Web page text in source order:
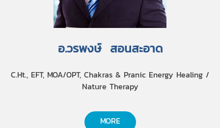
อ.วรพงษ์ สอนสะอาด
C.Ht., EFT, MOA/OPT, Chakras & Pranic Energy Healing /
Nature Therapy
MORE